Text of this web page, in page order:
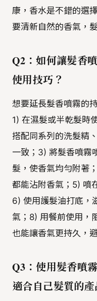
康，香水是不錯的選
要清新自然的香氣，
Q2：如何讓髮香
使用技巧？
想要延長髮香噴霧的
1) 在濕髮或半乾髮時
搭配同系列的洗髮精
一致；3) 將髮香噴霧
髮，使香氣均勻附著
都能沾附香氣；5) 噴
6) 使用護髮油打底，
氣；8) 用餐前使用，
也能讓香氣更持久，
Q3：使用髮香噴
適合自己髮質的產